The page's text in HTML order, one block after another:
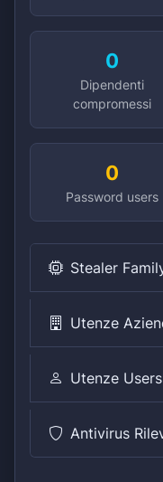
0
Dipendenti
compromessi
0
Password users
Stealer
Utenze
Utenze
Antivirus